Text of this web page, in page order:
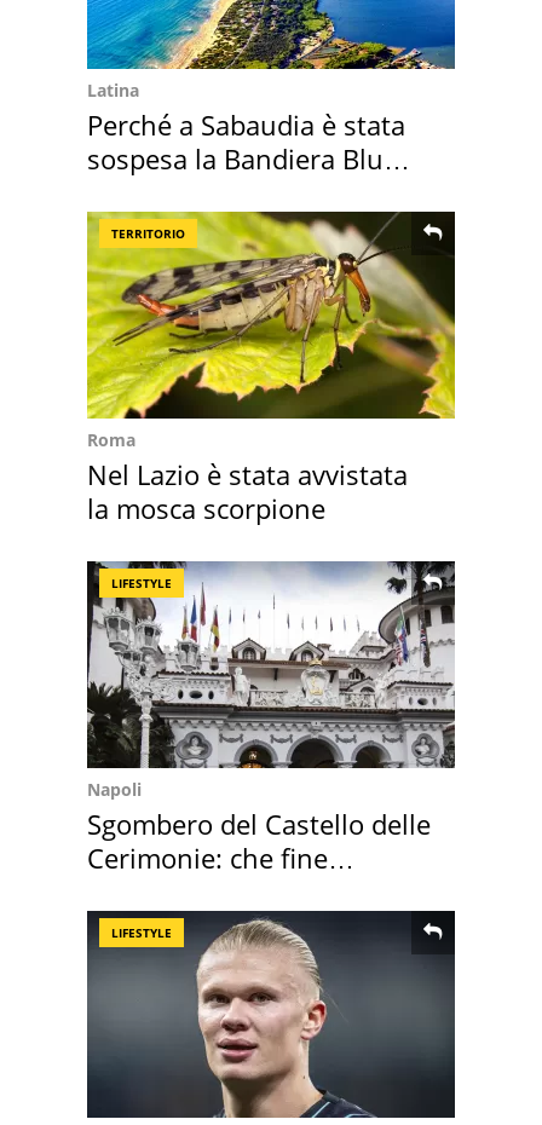
Latina
Perché a Sabaudia è stata
sospesa la Bandiera Blu
TERRITORIO
Roma
Nel Lazio è stata avvistata
la mosca scorpione
LIFESTYLE
Napoli
Sgombero del Castello delle
Cerimonie: che fine
LIFESTYLE